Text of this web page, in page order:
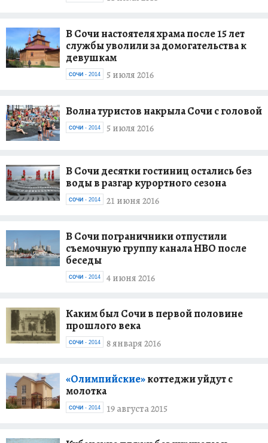
В Сочи настоятеля храма после 15 лет
службы уволили за домогательства к
девушкам
5 июля 2016
СОЧИ - 2014
Волна туристов накрыла Сочи с головой
5 июля 2016
СОЧИ - 2014
В Сочи десятки гостиниц остались без
воды в разгар курортного сезона
21 июня 2016
СОЧИ - 2014
В Сочи пограничники отпустили
съемочную группу канала HBO после
беседы
4 июня 2016
СОЧИ - 2014
Каким был Сочи в первой половине
прошлого века
8 января 2016
СОЧИ - 2014
«Олимпийские»коттеджи уйдут с
молотка
19 августа 2015
СОЧИ - 2014